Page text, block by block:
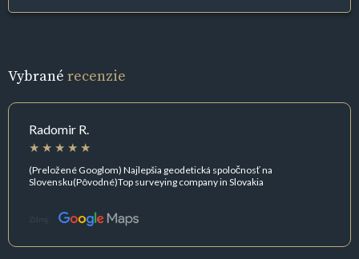
Vybrané recenzie
Radomir R.
(Preložené Googlom) Najlepšia geodetická spoločnosť na
Slovensku(Pôvodné)Top surveying company in Slovakia
Zdroj: